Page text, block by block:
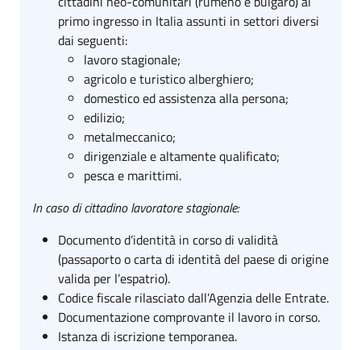
primo ingresso in Italia assunti in settori diversi
dai seguenti:
lavoro stagionale;
agricolo e turistico alberghiero;
domestico ed assistenza alla persona;
edilizio;
metalmeccanico;
dirigenziale e altamente qualificato;
pesca e marittimi.
In caso di cittadino lavoratore stagionale:
Documento d’identità in corso di validità
(passaporto o carta di identità del paese di origine
valida per l’espatrio).
Codice fiscale rilasciato dall’Agenzia delle Entrate.
Documentazione comprovante il lavoro in corso.
Istanza di iscrizione temporanea.